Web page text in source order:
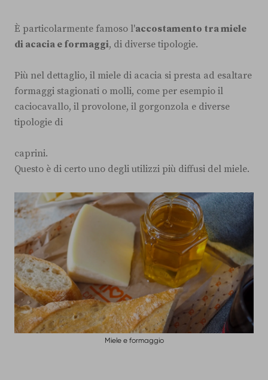
È particolarmente famoso l'accostamento tra miele
di acacia e formaggi, di diverse tipologie.
Più nel dettaglio, il miele di acacia si presta ad esaltare
formaggi stagionati o molli, come per esempio il
caciocavallo, il provolone, il gorgonzola e diverse
tipologie di
caprini.
Questo è di certo uno degli utilizzi più diffusi del miele.
Miele e formaggio